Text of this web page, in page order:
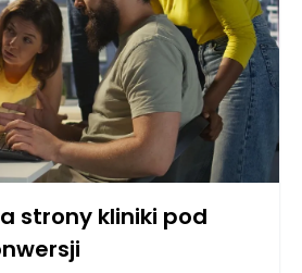
strony kliniki pod